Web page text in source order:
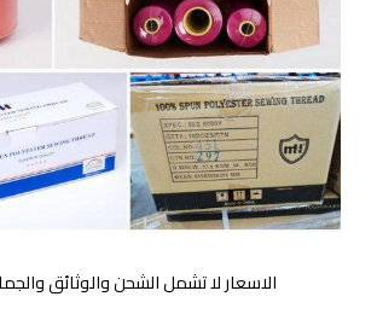
الاسعار لا تشمل الشحن والوثائق